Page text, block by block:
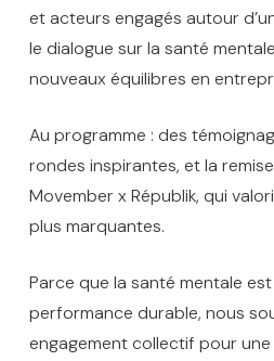
et acteurs engagés autour
le dialogue sur la santé
nouveaux équilibres en
Au programme : des
rondes inspirantes, et la
Movember x Républik, qui
plus marquantes.
Parce que la santé mentale
performance durable, nous
engagement collectif pour